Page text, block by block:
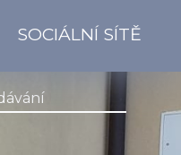
SOCIÁLNÍ SÍTĚ